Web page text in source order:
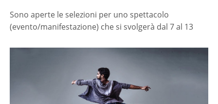
Sono aperte le selezioni per uno spettacolo
(evento/manifestazione) che si svolgerà dal 7 al 13